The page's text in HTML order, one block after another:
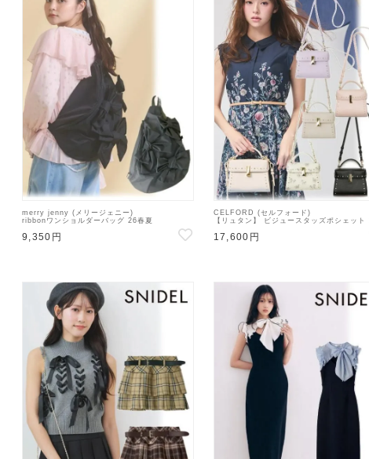
merry jenny (メリージェニー)
ribbonワンショルダーバッグ 26春夏
4【2825419005】ハンド・ショルダーバッグ
9,350円
CELFORD (セルフォード)
【リュタン】 ビジュースタッズポシェット
17,600円